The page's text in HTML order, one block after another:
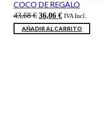
COCO DE REGALO
43,68€ El
precio
original
36,06 €El
precio
actual
IVA Incl.
AÑADIR AL CARRITO